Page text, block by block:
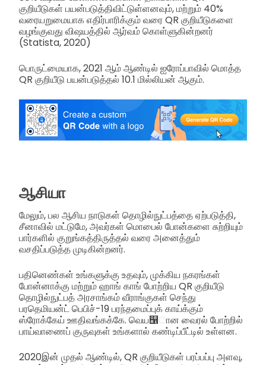
குறியீடுகள் பயன்படுத்திவிட்டுள்ளனவும், மற்றும் 40%
வரையறுமையாக எதிர்பாரிக்கும் வரை QR குறியீடுகளை
வழங்குவது விஷயத்தில் ஆர்வம் கொள்ளுகின்றனர்
(Statista, 2020)
பொருட்மையாக, 2021 ஆம் ஆண்டில் ஐரோப்பாவில் மொத்த
QR குறியீடு பயன்படுத்தல் 10.1 மில்லியன் ஆகும்.
ஆசியா
மேலும், பல ஆசிய நாடுகள் தொழில்நுட்பத்தை ஏற்படுத்தி,
சீனாவில் மட்டுமே, அவர்கள் மொபைல் போன்களை சுற்றியும்
பார்களில் குறுங்கத்திருத்தல் வரை அனைத்தும்
வசதிப்படுத்த முடிகின்றனர்.
பதினெண்கள் உங்களுக்கு உதவும், முக்கிய நகரங்கள்
போன்னாக்கு மற்றும் ஹாங் காங் போற்றிய QR குறியீடு
தொழில்நுட்பத் அரசாங்கம் வீராங்குகள் செந்து
பரதெமியன்ட் பெபிச்-19 பரந்தமைப்புக் காய்க்கும்
ஸ்ரோக்கேய் ஊதிவங்கக்கே. வெய஡ான வைரல் போற்றில்
பாய்வாணைப் குருவுகள் உங்களால் கண்டிப்பீட்டில் உள்ளன.
2020இன் முதல் ஆண்டில், QR குறியீடுகள் பரப்பப்பு அளவு,